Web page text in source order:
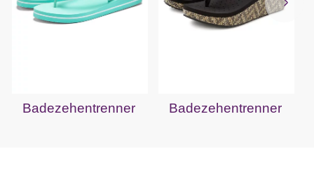
Badezehentrenner Badezehentrenner